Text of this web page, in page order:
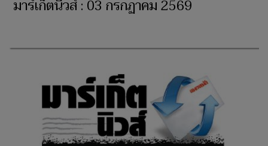
มาร์เก็ตนิวส์ : 03 กรกฏาคม 2569